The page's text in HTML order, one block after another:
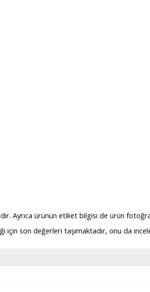
Ayrıca ürünün etiket bilgisi de ürün
son değerleri taşımaktadır, onu da